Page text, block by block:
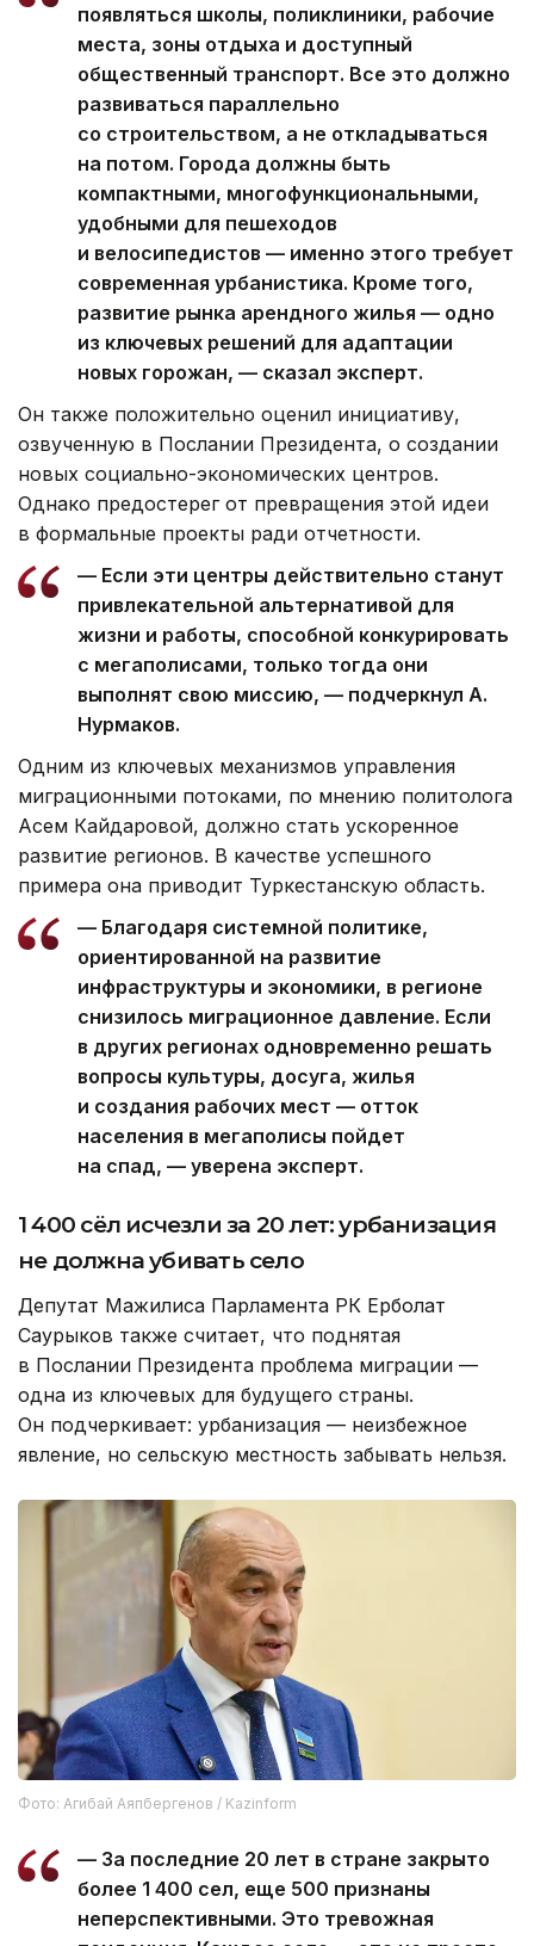
появляться школы, поликлиники, рабочие
места, зоны отдыха и доступный
общественный транспорт. Все это должно
развиваться параллельно
со строительством, а не откладываться
на потом. Города должны быть
компактными, многофункциональными,
удобными для пешеходов
и велосипедистов — именно этого требует
современная урбанистика. Кроме того,
развитие рынка арендного жилья — одно
из ключевых решений для адаптации
новых горожан, — сказал эксперт.
Он также положительно оценил инициативу,
озвученную в Послании Президента, о создании
новых социально-экономических центров.
Однако предостерег от превращения этой идеи
в формальные проекты ради отчетности.
— Если эти центры действительно станут
привлекательной альтернативой для
жизни и работы, способной конкурировать
с мегаполисами, только тогда они
выполнят свою миссию, — подчеркнул А.
Нурмаков.
Одним из ключевых механизмов управления
миграционными потоками, по мнению политолога
Асем Кайдаровой, должно стать ускоренное
развитие регионов. В качестве успешного
примера она приводит Туркестанскую область.
— Благодаря системной политике,
ориентированной на развитие
инфраструктуры и экономики, в регионе
снизилось миграционное давление. Если
в других регионах одновременно решать
вопросы культуры, досуга, жилья
и создания рабочих мест — отток
населения в мегаполисы пойдет
на спад, — уверена эксперт.
1 400 сёл исчезли за 20 лет: урбанизация
не должна убивать село
Депутат Мажилиса Парламента РК Ерболат
Саурыков также считает, что поднятая
в Послании Президента проблема миграции —
одна из ключевых для будущего страны.
Он подчеркивает: урбанизация — неизбежное
явление, но сельскую местность забывать нельзя.
Фото: Агибай Аяпбергенов / Kazinform
— За последние 20 лет в стране закрыто
более 1 400 сел, еще 500 признаны
неперспективными. Это тревожная